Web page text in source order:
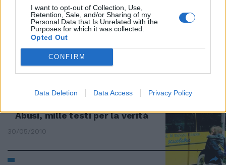
I want to opt-out of Collection, Use,
Retention, Sale, and/or Sharing of my
Personal Data that Is Unrelated with the
Purposes for which it was collected.
Opted Out
CONFIRM
Data Deletion Data Access Privacy Policy
08/08/2010
Ribelli gentili
Abusi, mille testi per la verità
30/05/2010